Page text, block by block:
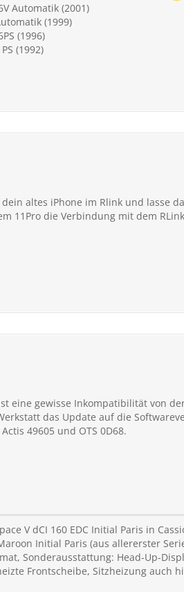
Automatik (2001)
(1999)
(1996)
(1992)
altes iPhone im Rlink und lasse
11Pro die Verbindung mit dem
eine gewisse Inkompatibilität von
das Update auf die
49605 und OTS 0D68.
V dCI 160 EDC Initial Paris in
Initial Paris (aus allererster
Sonderausstattung: Head-Up-
Frontscheibe, Sitzheizung auch